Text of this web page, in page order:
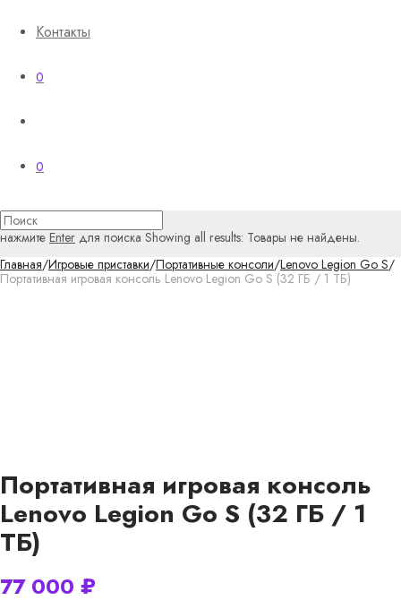
Контакты
0
0
нажмите Enter для поиска Showing all results: Товары не найдены.
Главная/Игровые приставки/Портативные консоли/Lenovo Legion Go S/
Портативная игровая консоль Lenovo Legion Go S (32 ГБ / 1 ТБ)
Портативная игровая консоль
Lenovo Legion Go S (32 ГБ / 1
ТБ)
77 000 ₽